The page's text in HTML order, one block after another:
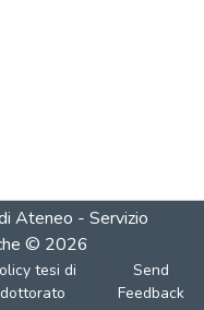
Ateneo - Servizio
© 2026
tesi di
dottorato
Send
Feedback